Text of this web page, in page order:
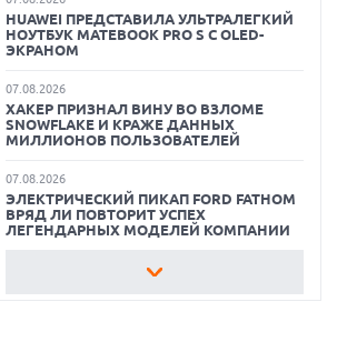
СМАРТФОН
ЛУЧШИЕ АВТОНОМНЫЕ
ЛУЧШИЕ ВИДЕОРЕГИСТРАТОРЫ В 2026
ГОДУ
КАК БЕЗОПАСНО КУПИТЬ Б/У
СМАРТФОН
HUAWEI ПРЕДСТАВИЛА УЛЬТРАЛЕГКИЙ
НОУТБУК MATEBOOK PRO S С OLED-
ЭКРАНОМ
07.08.2026
ХАКЕР ПРИЗНАЛ ВИНУ ВО ВЗЛОМЕ
SNOWFLAKE И КРАЖЕ ДАННЫХ
МИЛЛИОНОВ ПОЛЬЗОВАТЕЛЕЙ
07.08.2026
ЭЛЕКТРИЧЕСКИЙ ПИКАП FORD FATHOM
ВРЯД ЛИ ПОВТОРИТ УСПЕХ
ЛЕГЕНДАРНЫХ МОДЕЛЕЙ КОМПАНИИ